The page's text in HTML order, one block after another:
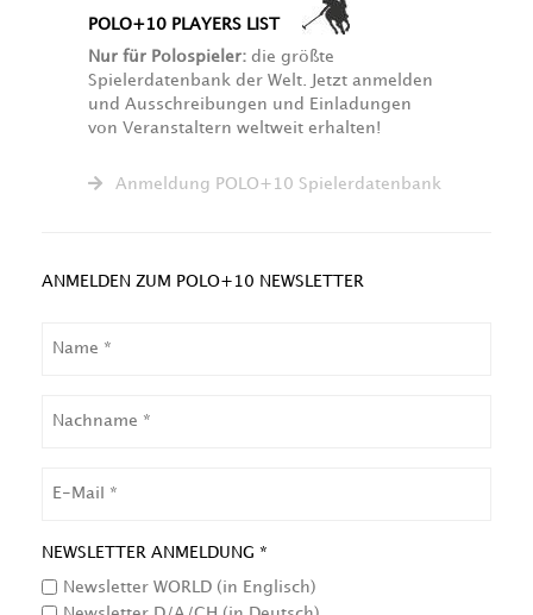
POLO+10 PLAYERS LIST
Nur für Polospieler: die größte
Spielerdatenbank der Welt. Jetzt anmelden
und Ausschreibungen und Einladungen
von Veranstaltern weltweit erhalten!
Anmeldung POLO+10 Spielerdatenbank
ANMELDEN ZUM POLO+10 NEWSLETTER
NEWSLETTER ANMELDUNG *
Newsletter WORLD (in Englisch)